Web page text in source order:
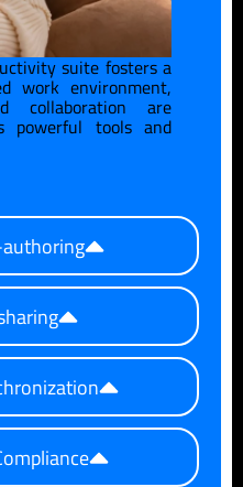
suite fosters a
work environment,
collaboration are
powerful tools and